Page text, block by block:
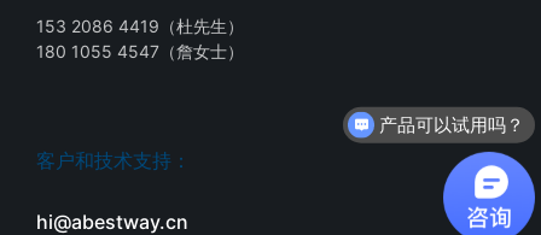
153 2086 4419（杜先生）
180 1055 4547（詹女士）
客户和技术支持：
hi@abestway.cn
产品可以试用吗？